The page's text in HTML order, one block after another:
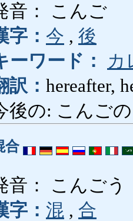
音： こんご
字： 今 , 後
ーワード：
カ
訳： hereafter,
後の: こんごの
合
音： こんごう
字： 混 , 合